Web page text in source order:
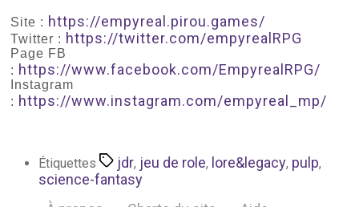
Site : https://empyreal.pirou.games/
Twitter : https://twitter.com/empyrealRPG
Page FB
: https://www.facebook.com/EmpyrealRPG/
Instagram
: https://www.instagram.com/empyreal_mp/
Étiquettes jdr, jeu de role, lore&legacy, pulp,
science-fantasy